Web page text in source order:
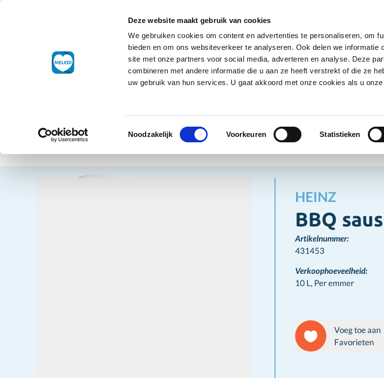
Deze website maakt gebruik van cookies
We gebruiken cookies om content en advertenties te personaliseren, om
bieden en om ons websiteverkeer te analyseren. Ook delen we informatie
site met onze partners voor social media, adverteren en analyse. Deze
combineren met andere informatie die u aan ze heeft verstrekt of die ze
uw gebruik van hun services. U gaat akkoord met onze cookies als u
Toestemmingsselectie
Noodzakelijk Voorkeuren Statistieken
Ga naar de inhoud
Droogwaren
Show submenu for Droogwaren category
Koelproducten
Show submenu for
Diepvriesproducten
Terug naar overzicht
Home Droogwaren Sauzen BBQ saus
Sauzen
HEINZ
BBQ saus
Artikelnummer:
431453
Verkoophoeveelheid:
10 L, Per emmer
Voeg toe aan
Favorieten